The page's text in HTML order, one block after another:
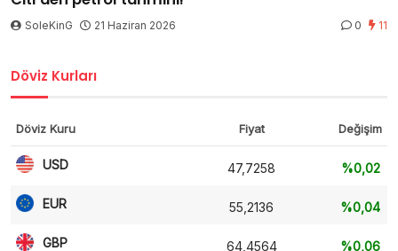
SoleKinG 21 Haziran 2026 0 11
Döviz Kurları
Döviz Kuru Fiyat Değişim
USD 47,7258 %0,02
EUR 55,2136 %0,04
GBP 64,4564 %0,06